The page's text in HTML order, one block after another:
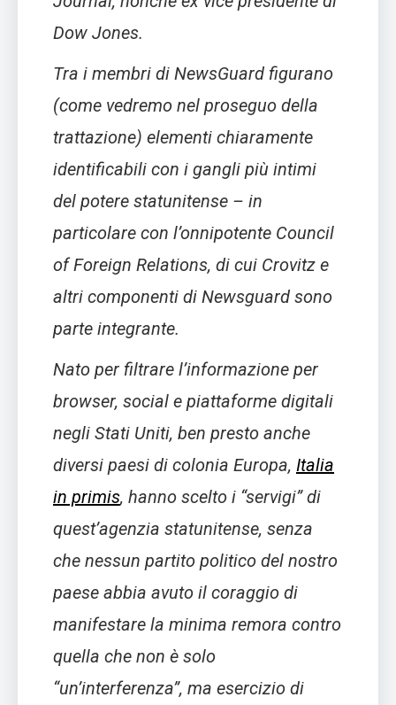
Dow Jones.
Tra i membri di NewsGuard figurano
(come vedremo nel proseguo della
trattazione) elementi chiaramente
identificabili con i gangli più intimi
del potere statunitense – in
particolare con l’onnipotente Council
of Foreign Relations, di cui Crovitz e
altri componenti di Newsguard sono
parte integrante.
Nato per filtrare l’informazione per
browser, social e piattaforme digitali
negli Stati Uniti, ben presto anche
diversi paesi di colonia Europa, Italia
in primis, hanno scelto i “servigi” di
quest’agenzia statunitense, senza
che nessun partito politico del nostro
paese abbia avuto il coraggio di
manifestare la minima remora contro
quella che non è solo
“un’interferenza”, ma esercizio di